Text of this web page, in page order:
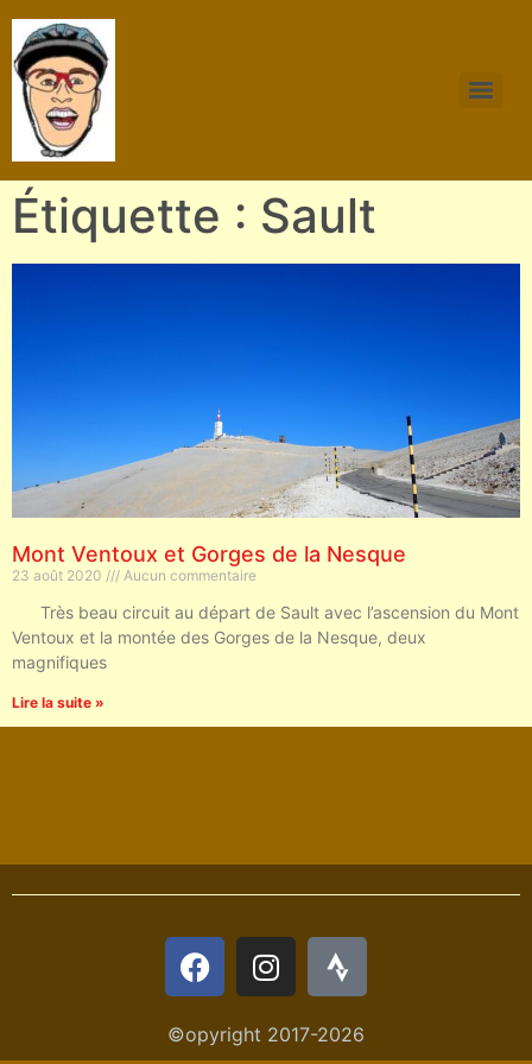
Étiquette : Sault
Mont Ventoux et Gorges de la Nesque
23 août 2020 Aucun commentaire
Très beau circuit au départ de Sault avec l’ascension du Mont
Ventoux et la montée des Gorges de la Nesque, deux
magnifiques
Lire la suite »
©opyright 2017-2026